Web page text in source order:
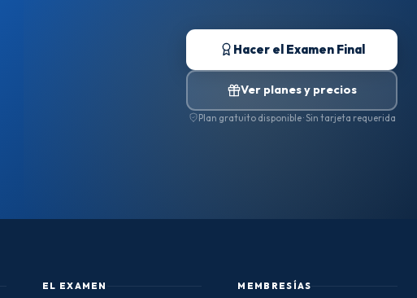
Hacer el Examen Final
Ver planes y precios
Plan gratuito disponible · Sin tarjeta requerida
EL EXAMEN MEMBRESÍAS